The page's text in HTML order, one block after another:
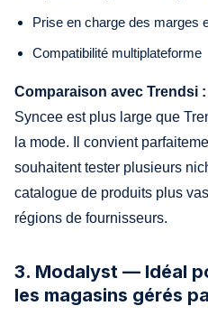
Prise en charge des marges
Compatibilité multiplateforme
Comparaison avec Trendsi :
Syncee est plus large que
la mode. Il convient
souhaitent tester plusieurs
catalogue de produits plus
régions de fournisseurs.
3. Modalyst — Idéal
les magasins gérés